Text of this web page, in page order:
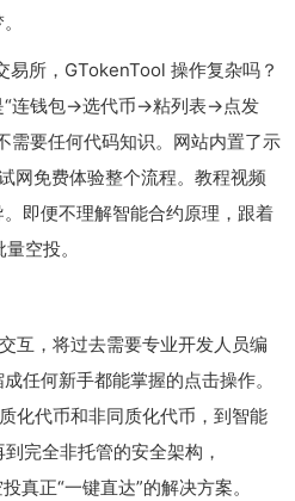
易所，GTokenTool 操作复杂吗？
“连钱包→选代币→粘列表→点发
需要任何代码知识。网站内置了示
网免费体验整个流程。教程视频
即便不理解智能合约原理，跟着
空投。
互，将过去需要专业开发人员编
任何新手都能掌握的点击操作。
化代币和非同质化代币，到智能
完全非托管的安全架构，
真正“一键直达”的解决方案。